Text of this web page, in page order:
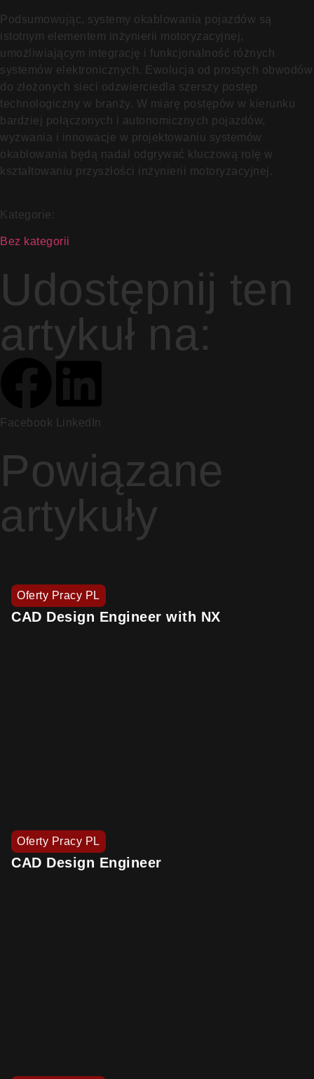
Podsumowując, systemy okablowania pojazdów są
istotnym elementem inżynierii motoryzacyjnej,
umożliwiającym integrację i funkcjonalność różnych
systemów elektronicznych. Ewolucja od prostych obwodów
do złożonych sieci odzwierciedla szerszy postęp
technologiczny w branży. W miarę postępów w kierunku
bardziej połączonych i autonomicznych pojazdów,
wyzwania i innowacje w projektowaniu systemów
okablowania będą nadal odgrywać kluczową rolę w
kształtowaniu przyszłości inżynierii motoryzacyjnej.
Kategorie:
Bez kategorii
Udostępnij ten
artykuł na:
Facebook LinkedIn
Powiązane
artykuły
Oferty Pracy PL
CAD Design Engineer with NX
Oferty Pracy PL
CAD Design Engineer